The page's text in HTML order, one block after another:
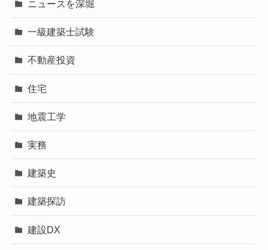
ニュースを深堀
一級建築士試験
不動産投資
住宅
地震工学
実務
建築史
建築探訪
建設DX